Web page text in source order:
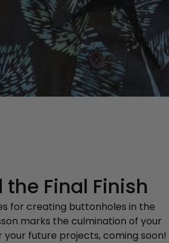
Final Finish
for creating buttonholes in the
marks the culmination of your
future projects, coming soon!